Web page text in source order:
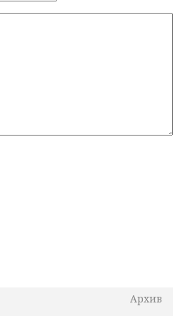
Архив